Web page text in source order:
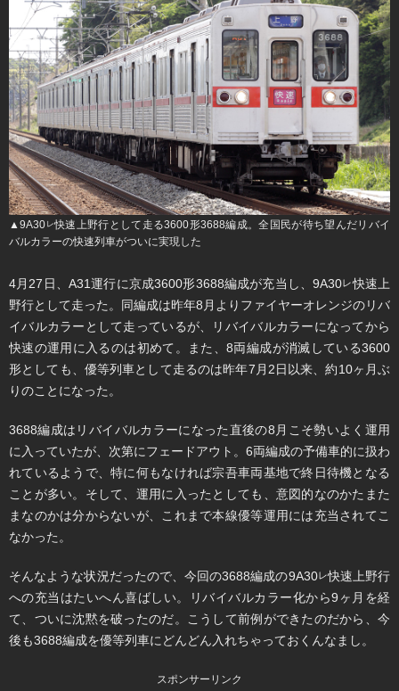
▲9A30 レ快速上野行として走る3600形3688編成。全国民が待ち望んだリバイ
バルカラーの快速列車がついに実現した
4月27日、A31運行に京成3600形3688編成が充当し、9A30レ快速上
野行として走った。同編成は昨年8月よりファイヤーオレンジのリバ
イバルカラーとして走っているが、リバイバルカラーになってから
快速の運用に入るのは初めて。また、8両編成が消滅している3600
形としても、優等列車として走るのは昨年7月2日以来、約10ヶ月ぶ
りのことになった。
3688編成はリバイバルカラーになった直後の8月こそ勢いよく運用
に入っていたが、次第にフェードアウト。6両編成の予備車的に扱わ
れているようで、特に何もなければ宗吾車両基地で終日待機となる
ことが多い。そして、運用に入ったとしても、意図的なのかたまた
まなのかは分からないが、これまで本線優等運用には充当されてこ
なかった。
そんなような状況だったので、今回の3688編成の9A30レ快速上野行
への充当はたいへん喜ばしい。リバイバルカラー化から9ヶ月を経
て、ついに沈黙を破ったのだ。こうして前例ができたのだから、今
後も3688編成を優等列車にどんどん入れちゃっておくんなまし。
スポンサーリンク